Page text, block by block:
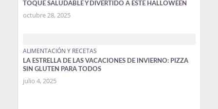
TOQUE SALUDABLE Y DIVERTIDO A ESTE HALLOWEEN
octubre 28, 2025
ALIMENTACIÓN Y RECETAS
LA ESTRELLA DE LAS VACACIONES DE INVIERNO: PIZZA
SIN GLUTEN PARA TODOS
julio 4, 2025